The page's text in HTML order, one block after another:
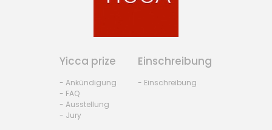
Yicca prize
- Ankündigung
- FAQ
- Ausstellung
- Jury
Einschreibung
- Einschreibung